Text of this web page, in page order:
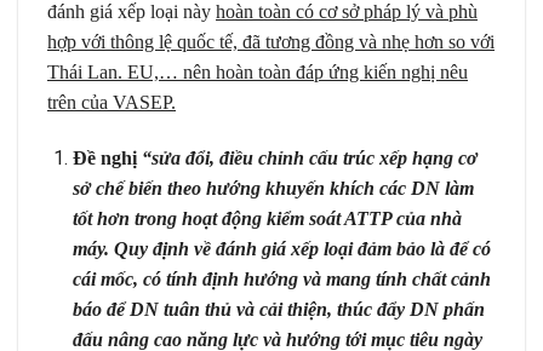
đánh giá xếp loại này hoàn toàn có cơ sở pháp lý và phù
hợp với thông lệ quốc tế, đã tương đồng và nhẹ hơn so với
Thái Lan. EU,… nên hoàn toàn đáp ứng kiến nghị nêu
trên của VASEP.
Đề nghị “sửa đổi, điều chỉnh cấu trúc xếp hạng cơ
sở chế biến theo hướng khuyến khích các DN làm
tốt hơn trong hoạt động kiểm soát ATTP của nhà
máy. Quy định về đánh giá xếp loại đảm bảo là để có
cái mốc, có tính định hướng và mang tính chất cảnh
báo để DN tuân thủ và cải thiện, thúc đẩy DN phấn
đấu nâng cao năng lực và hướng tới mục tiêu ngày